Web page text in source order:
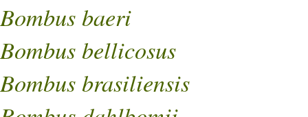
Bombus baeri
Bombus bellicosus
Bombus brasiliensis